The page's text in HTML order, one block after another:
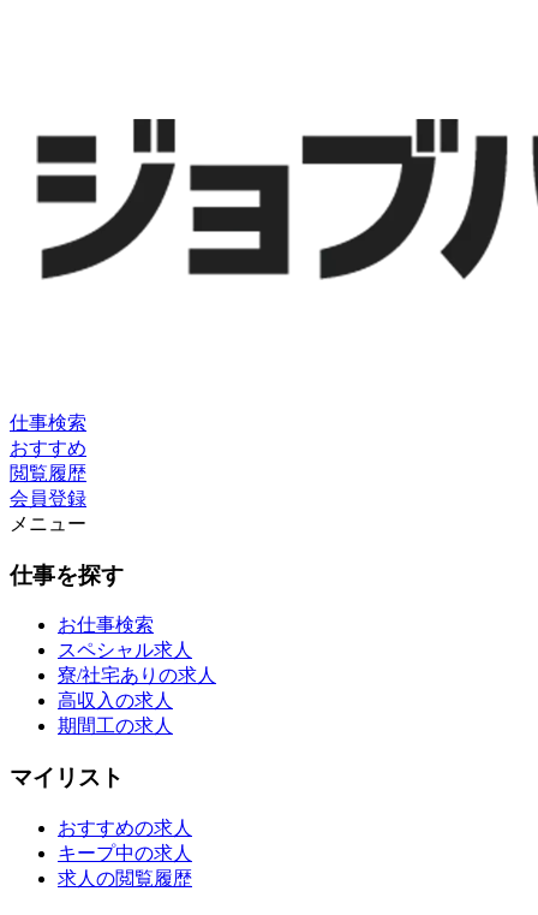
仕事検索
おすすめ
閲覧履歴
会員登録
メニュー
仕事を探す
お仕事検索
スペシャル求人
寮/社宅ありの求人
高収入の求人
期間工の求人
マイリスト
おすすめの求人
キープ中の求人
求人の閲覧履歴